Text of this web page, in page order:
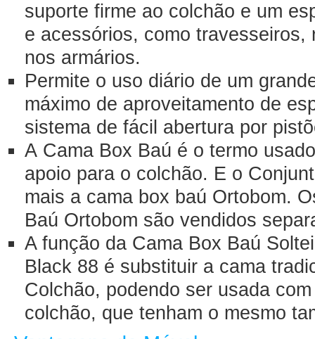
suporte firme ao colchão e um
e acessórios, como
nos armários.
Permite o uso diário de um
máximo de aproveitamento de
sistema de fácil abertura por
A Cama Box Baú é o termo
apoio para o colchão. E o
mais a cama box baú Ortobom.
Baú Ortobom são vendidos
A função da Cama Box Baú
Black 88 é substituir a cama
Colchão, podendo ser usada
colchão, que tenham o mesmo